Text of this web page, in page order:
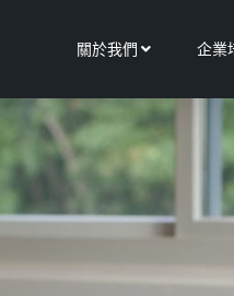
關於我們 Open 關於
企業